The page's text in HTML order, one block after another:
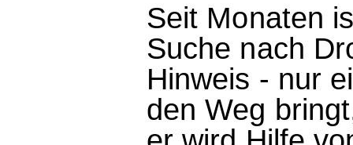
Seit Monaten
Suche nach
Hinweis - nur
den Weg